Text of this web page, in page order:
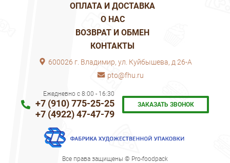
ОПЛАТА И ДОСТАВКА
О НАС
ВОЗВРАТ И ОБМЕН
КОНТАКТЫ
600026 г. Владимир, ул. Куйбышева, д 26-А
pto@fhu.ru
Ежедневно с 8:00 - 16:30
+7 (910) 775-25-25
+7 (4922) 47-47-79
ЗАКАЗАТЬ ЗВОНОК
Все права защищены © Pro-foodpack